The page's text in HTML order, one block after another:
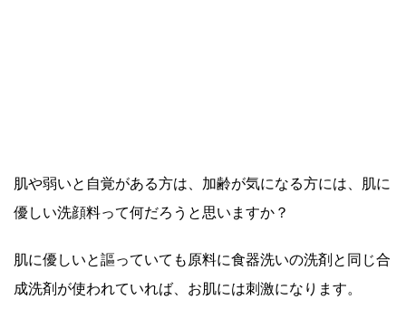
肌や弱いと自覚がある方は、加齢が気になる方には、肌に
優しい洗顔料って何だろうと思いますか？
肌に優しいと謳っていても原料に食器洗いの洗剤と同じ合
成洗剤が使われていれば、お肌には刺激になります。